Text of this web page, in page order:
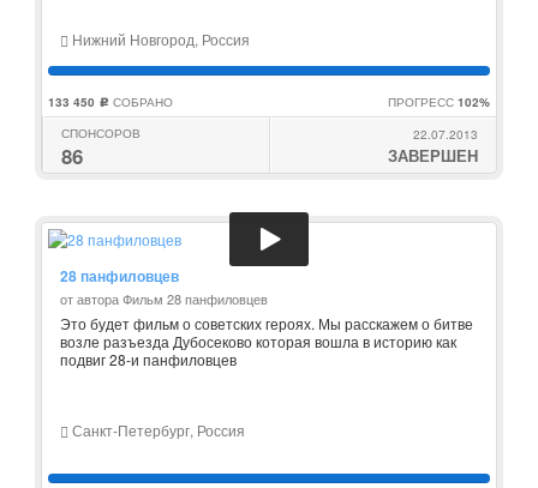
Нижний Новгород, Россия
133 450 c СОБРАНО ПРОГРЕСС 102%
СПОНСОРОВ
86
22.07.2013
ЗАВЕРШЕН
28 панфиловцев
от автора Фильм 28 панфиловцев
Это будет фильм о советских героях. Мы расскажем о битве
возле разъезда Дубосеково которая вошла в историю как
подвиг 28-и панфиловцев
Санкт-Петербург, Россия